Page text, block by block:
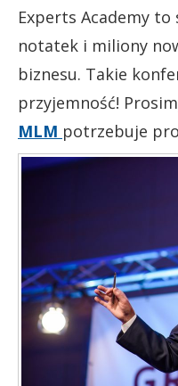
Experts Academy
notatek i miliony
biznesu. Takie
przyjemność!
MLM potrzebuje